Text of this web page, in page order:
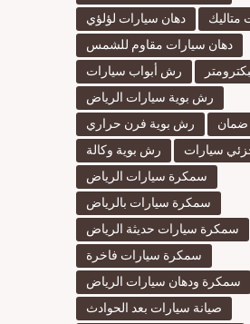
دهان سيارات لؤلؤي
متاليك
دهان سيارات مقاوم للشمس
رش أبواب سيارات
رش بوية سيارات الرياض
رش بوية فرن حراري
ضمان
رش بوية وكالة
سيارات
سمكرة سيارات الرياض
سمكرة سيارات بالرياض
سمكرة سيارات حديثة الرياض
سمكرة سيارات فاخرة
سمكرة ودهان سيارات الرياض
صيانة سيارات بعد الحوادث